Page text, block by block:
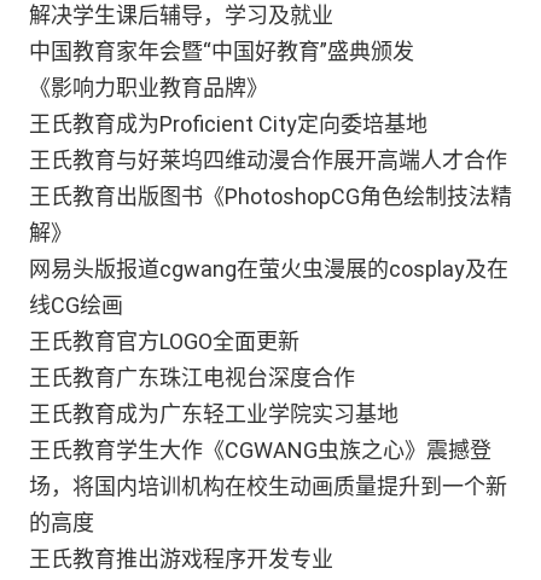
解决学生课后辅导，学习及就业
中国教育家年会暨“中国好教育”盛典颁发
《影响力职业教育品牌》
王氏教育成为Proficient City定向委培基地
王氏教育与好莱坞四维动漫合作展开高端人才合作
王氏教育出版图书《PhotoshopCG角色绘制技法精
解》
网易头版报道cgwang在萤火虫漫展的cosplay及在
线CG绘画
王氏教育官方LOGO全面更新
王氏教育广东珠江电视台深度合作
王氏教育成为广东轻工业学院实习基地
王氏教育学生大作《CGWANG虫族之心》震撼登
场，将国内培训机构在校生动画质量提升到一个新
的高度
王氏教育推出游戏程序开发专业